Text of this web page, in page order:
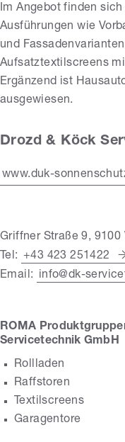
Im Angebot finden
Ausführungen wie
und
Aufsatztextilscreens
Ergänzend ist
ausgewiesen.
Drozd & Köck
www.duk-
Griffner Straße 9, 9100
Tel: +43 423 251422
Email:
info@dk-
ROMA
Servicetechnik GmbH
Rollladen
Raffstoren
Textilscreens
Garagentore